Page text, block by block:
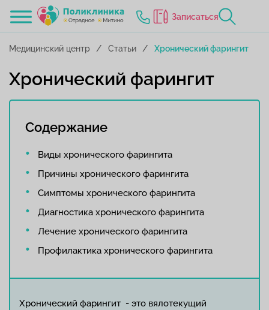
Записаться
Медицинский центр Статьи Хронический фарингит
Хронический фарингит
Содержание
Виды хронического фарингита
Причины хронического фарингита
Симптомы хронического фарингита
Диагностика хронического фарингита
Лечение хронического фарингита
Профилактика хронического фарингита
Хронический фарингит - это вялотекущий